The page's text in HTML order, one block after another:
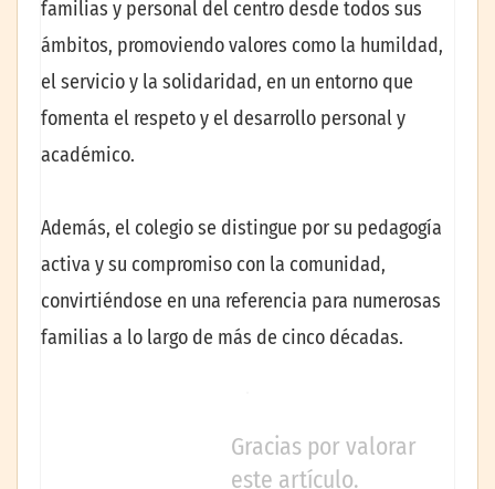
familias y personal del centro desde todos sus
ámbitos, promoviendo valores como la humildad,
el servicio y la solidaridad, en un entorno que
fomenta el respeto y el desarrollo personal y
académico.
Además, el colegio se distingue por su pedagogía
activa y su compromiso con la comunidad,
convirtiéndose en una referencia para numerosas
familias a lo largo de más de cinco décadas.
Gracias por valorar
este artículo.